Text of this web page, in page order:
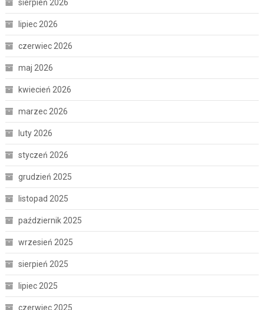
sierpień 2026
lipiec 2026
czerwiec 2026
maj 2026
kwiecień 2026
marzec 2026
luty 2026
styczeń 2026
grudzień 2025
listopad 2025
październik 2025
wrzesień 2025
sierpień 2025
lipiec 2025
czerwiec 2025